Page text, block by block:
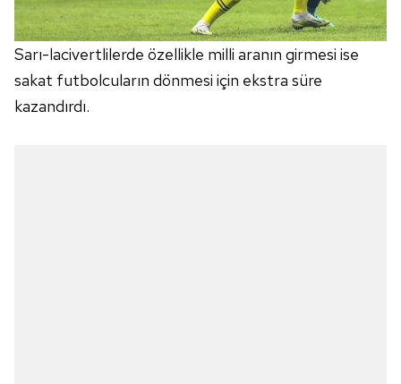
Sarı-lacivertlilerde özellikle milli aranın girmesi ise
sakat futbolcuların dönmesi için ekstra süre
kazandırdı.